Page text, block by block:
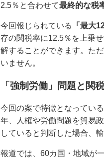
2.5％と合わせて最終的な税
今回報じられている 「最大
存の関税率に12.5％を上乗
解することができます。た
いません。
「強制労働」問題と関
今回の案で特徴となっている
年、人権や労働問題を貿易
していると判断した場合、
報道では、60カ国・地域が